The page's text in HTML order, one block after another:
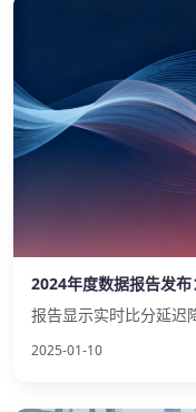
2024年度数据报告发
报告显示实时比分延迟
2025-01-10